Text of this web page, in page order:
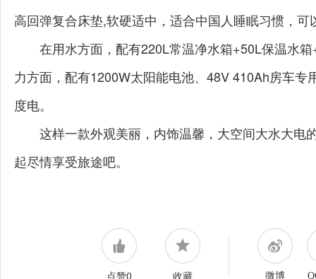
高回弹复合床垫,软硬适中，适合中国人睡眠习惯， 可
在用水方面，配有220L常温净水箱+50L保温水箱
力方面，配有1200W太阳能电池、 48V 410Ah房车专
度电。
这样一款外观美丽，内饰温馨，大空间大水大电
起尽情享受旅途吧。
点赞0 收藏 微博